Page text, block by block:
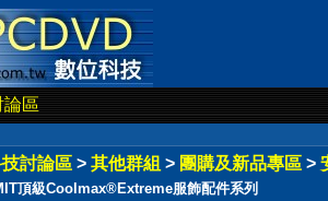
論區
討論區 > 其他群組 > 團購及新品專區 >
頂級Coolmax®Extreme服飾配件系列